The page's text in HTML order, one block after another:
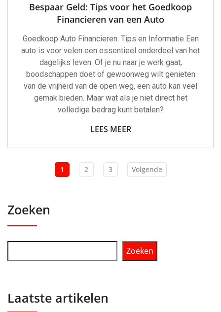
Bespaar Geld: Tips voor het Goedkoop
Financieren van een Auto
Goedkoop Auto Financieren: Tips en Informatie Een
auto is voor velen een essentieel onderdeel van het
dagelijks leven. Of je nu naar je werk gaat,
boodschappen doet of gewoonweg wilt genieten
van de vrijheid van de open weg, een auto kan veel
gemak bieden. Maar wat als je niet direct het
volledige bedrag kunt betalen?
LEES MEER
1 2 3 Volgende
Zoeken
Zoeken
Laatste artikelen